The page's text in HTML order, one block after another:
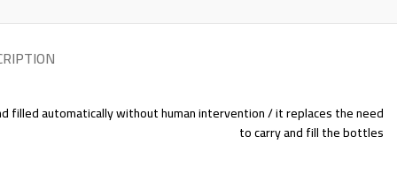
automatically without human intervention / it replaces the need
to carry and fill the bottles